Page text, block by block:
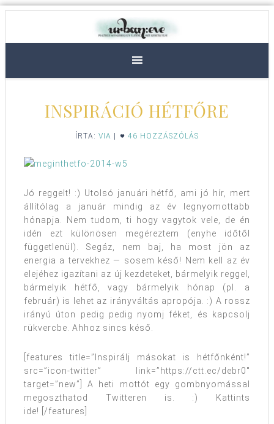
INSPIRÁCIÓ HÉTFŐRE
ÍRTA: VIA 46 HOZZÁSZÓLÁS
Jó reggelt! :) Utolsó januári hétfő, ami jó hír, mert
állítólag a január mindig az év legnyomottabb
hónapja. Nem tudom, ti hogy vagytok vele, de én
idén ezt különösen megéreztem (enyhe időtől
függetlenül). Segáz, nem baj, ha most jön az
energia a tervekhez — sosem késő! Nem kell az év
elejéhez igazítani az új kezdeteket, bármelyik reggel,
bármelyik hétfő, vagy bármelyik hónap (pl. a
február) is lehet az irányváltás apropója. :) A rossz
irányú úton pedig pedig nyomj féket, és kapcsolj
rükvercbe. Ahhoz sincs késő.
[features title=”Inspirálj másokat is hétfőnként!”
src=”icon-twitter” link=”https://ctt.ec/debr0″
target=”new”] A heti mottót egy gombnyomással
megoszthatod Twitteren is. :) Kattints
ide! [/features]